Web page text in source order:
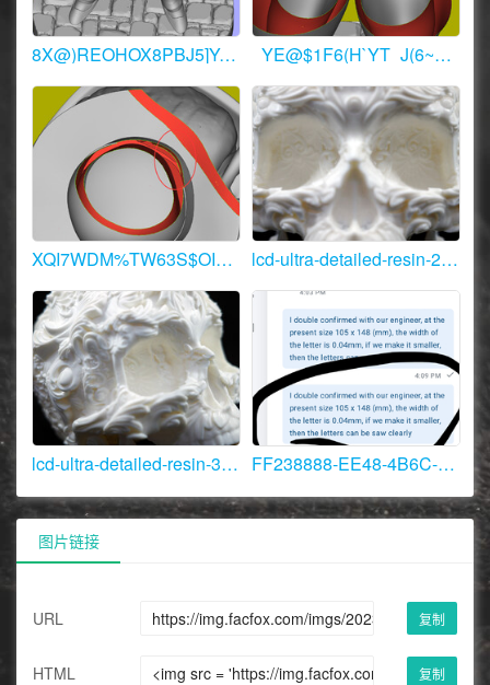
8X@)REOHOX8PBJ5]YA$[OGF.JPG _YE@$1F6(H`YT_J(6~NKHZC.JPG
XQI7WDM%TW63S$OIK]7(8HY.JPG lcd-ultra-detailed-resin-2.jpg
lcd-ultra-detailed-resin-3.jpg FF238888-EE48-4B6C-B677-F575E0CB19E8.jpeg
图片链接
URL 复制
HTML 复制